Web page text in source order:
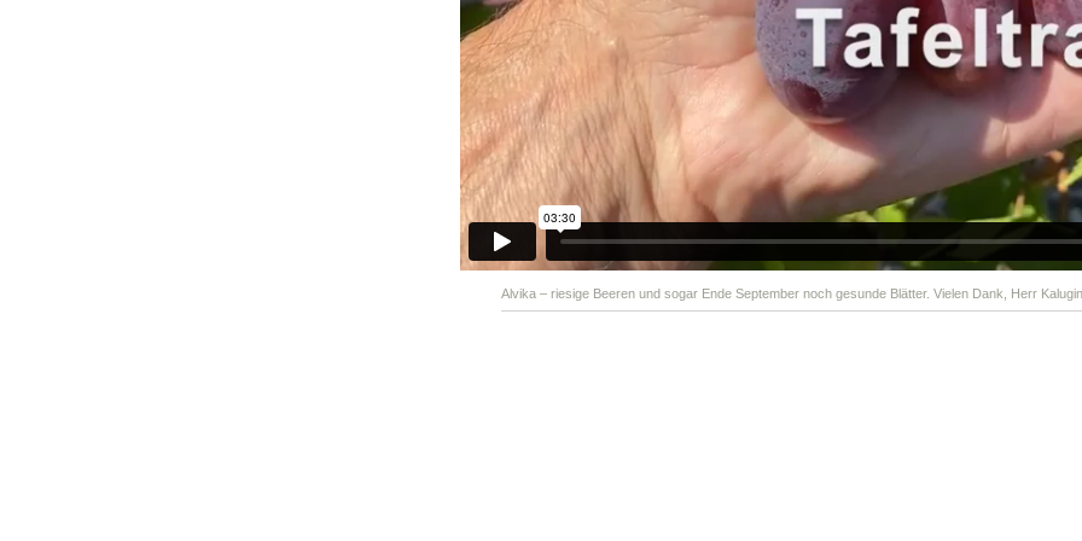
Alvika – riesige Beeren und sogar Ende September noch gesunde Blätter. Vielen Dank, Herr